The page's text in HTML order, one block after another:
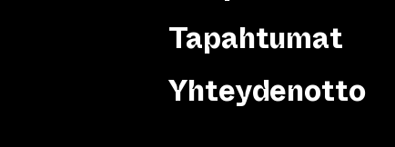
Tapahtumat
Yhteydenotto